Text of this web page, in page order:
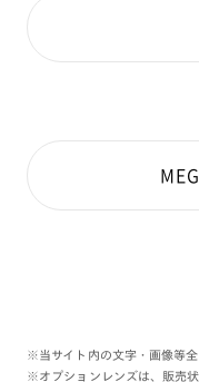
※当サイト内の文字・画像等全
※オプションレンズは、販売